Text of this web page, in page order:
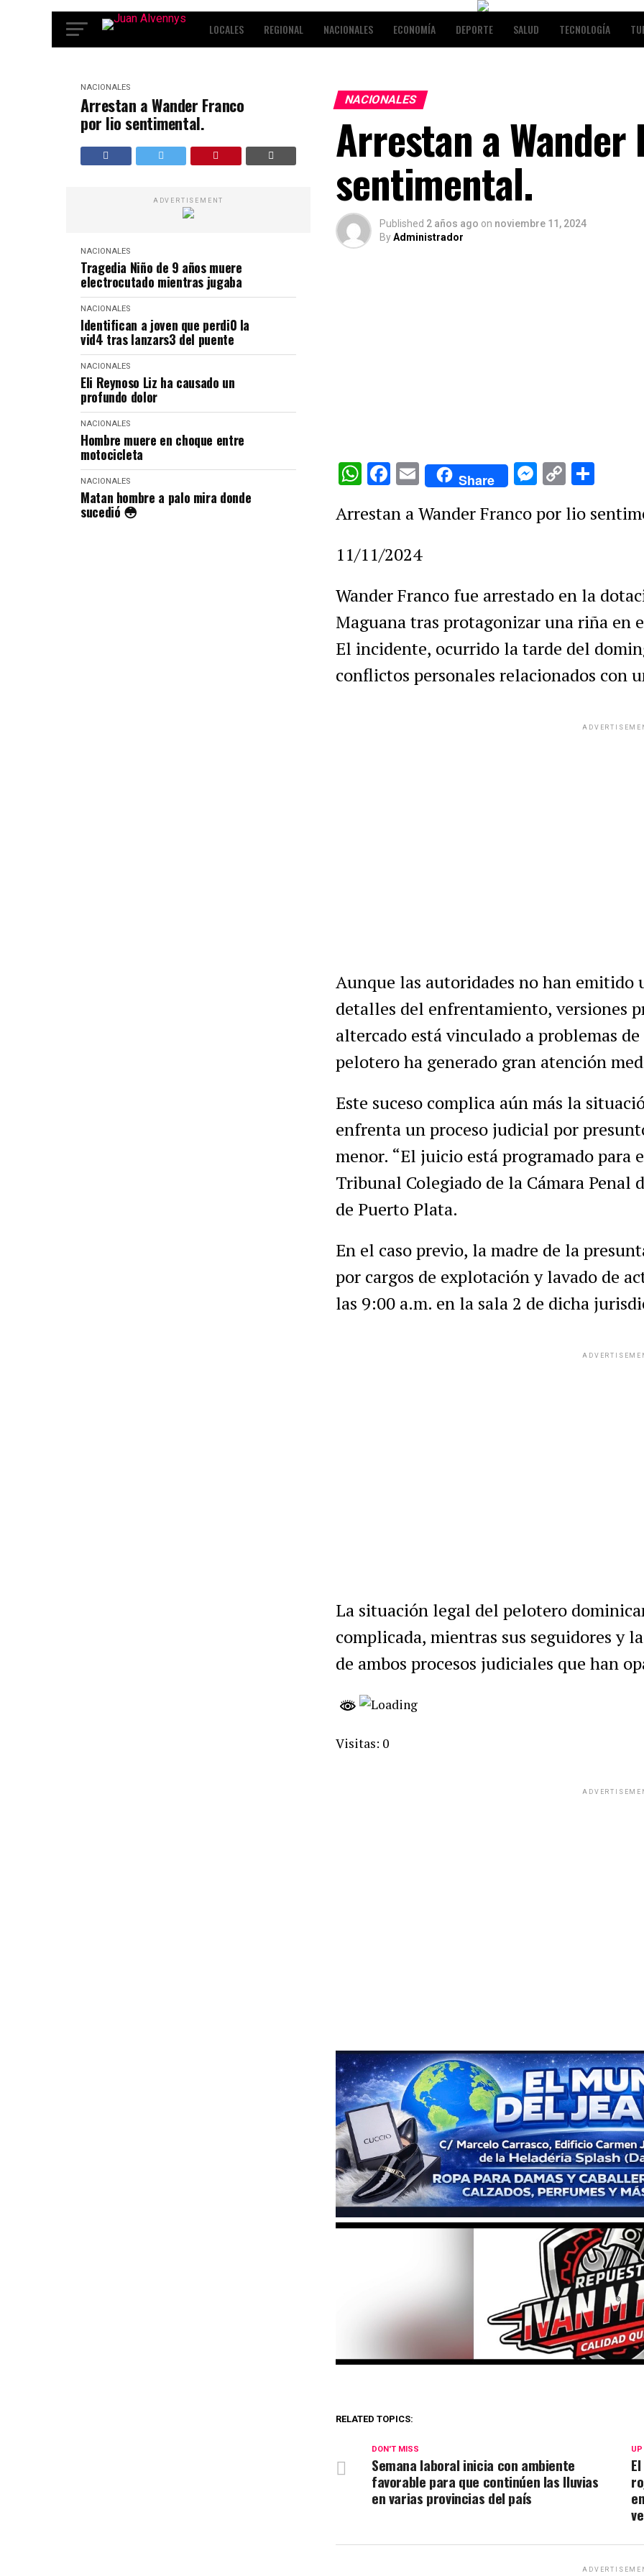
LOCALES REGIONAL NACIONALES ECONOMÍA DEPORTE SALUD TECNOLOGÍA
NACIONALES
Arrestan a Wander Franco
por lio sentimental.
ADVERTISEMENT
NACIONALES
Tragedia Niño de 9 años muere
electrocutado mientras jugaba
NACIONALES
Identifican a joven que perdi0 la
vid4 tras lanzars3 del puente
NACIONALES
Eli Reynoso Liz ha causado un
profundo dolor
NACIONALES
Hombre muere en choque entre
motocicleta
NACIONALES
Matan hombre a palo mira donde
sucedió 😳
NACIONALES
Arrestan a
sentimental.
Published 2 años ago on noviembre 11, 2024
ByAdministrador
WhatsApp
Facebook
EmailShare Messenger
Copy
Arrestan a Wander Franco por lio
11/11/2024
Wander Franco fue arrestado en la
Maguana tras protagonizar una riña en
El incidente, ocurrido la tarde del
conflictos personales relacionados con
Aunque las autoridades no han emitido
detalles del enfrentamiento, versiones
altercado está vinculado a problemas
pelotero ha generado gran atención
Este suceso complica aún más la
enfrenta un proceso judicial por
menor. “El juicio está programado para
Tribunal Colegiado de la Cámara Penal
de Puerto Plata.
En el caso previo, la madre de la
por cargos de explotación y lavado de
las 9:00 a.m. en la sala 2 de dicha
La situación legal del pelotero
complicada, mientras sus seguidores y
de ambos procesos judiciales que han
Visitas: 0
RELATED TOPICS:
DON'T MISS
Semana laboral inicia con ambiente
favorable para que continúen las lluvias
en varias provincias del país